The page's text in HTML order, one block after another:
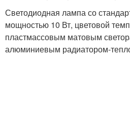
Светодиодная лампа со
мощностью 10 Вт, цветовой
пластмассовым матовым
алюминиевым радиатором-